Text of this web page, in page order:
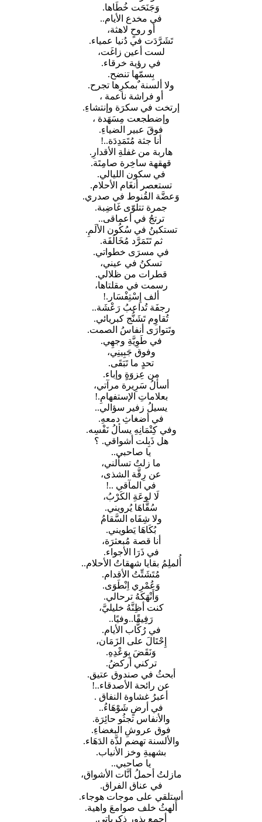
وَجَنَحَت خُطَاها.
في مخدع الأيام..
أو روحٍ لاهثة،
تَشَرَّدَت في دُنيا عمياء.
لست أعين زاغَت،
في رؤية خرقاء.
بِسمّها تنضح.
ولا ألسنة ٌبمكرِها تجرح.
أو فراشة ناعمة ،
إرتخت في سكرَة وإنتشاءِ.
وإضطجعت مِسَهَدة ،
فوقَ عبير الضياءِ.
أنا جثة مُتَمَدِدَة..!
هاربة من غفلةِ الأقدارِ.
قهقهة ساخِرة صامِتَة.
في سكون الليالي.
تستعصر أنغَام الأحلام.
وَعضَّة القُنوط في صدري.
جمرة تتلوّى غَاضِبة.
ترتجُ في أعماقى..
تستكينُ في سُكُون الألَمِ.
ثم تَتَمَرَّد مُخَالَفَة.
في مسرَى خطواتي.
تسكنُ في عيني،
قطرات من ظلالي.
رسمت في مقلتاها،
ألف إِسْتِفْسَار.!
رجفَة تُداعبُ رَعْشَة..
تُقاوِم تَشَنُّج كبريائي.
وتَتوارَى أنفاسُ الصمت.
في طَوِيَّةِ وجهِي.
وفوق جَبِينِي،
تحدٍ ما تَبَقَى.
من عِزوَةٍ وإباء.
أسألُ سَرِيرة مرآتي،
بعلاماتِ الإستفهامِ.!
يسيلُ زفير سؤالي..
في أضغاثِ دمعهِ.
وفي كِتْمَانِهِ يسألُ نَفْسِه.
هل ذَبِلت أشواقي. ؟
يا صاحبي..
ما زلتُ تسألني،
عن رِقَّة الشذى،
في المآقي ..!
لَا لوعَةِ الكَرْبُ،
سُقَّاهَا يُرويني.
ولا شِفَاه السَّقامُ
بُكَاهَا يَطويني.
أنا قصة مُبعثرَة،
في ذَرَا الأجواء.
أُلملِمُ بقايا شهقاتُ الأحلام..
مُتَشَتِّتُ الأقدام.
وَعُمْري اِنْطَوَى.
وَأَنْهَكَهُ ترحالي.
كنت أظِنَّهُ خليليَّ،
رَفِيقًا..وفيًا..
في رُكَّاب الأيام.
إِحْتَالَ على الزَمَان،
وَنَقَضَ بِوَعْدِهِ.
تركني أركضُ.
أبحثُ في صندوق عتيق.
عن رائحة الأصدقاء..!
أعبرُ غشاوة النفاق .
في أرضٍ شَوْهَاءُ..
والأنفاس تجثُو حائِرَة.
فوق عروشِ البغضاءِ.
والألسنة تهضم لذَّة الدَهَاء.
بشهيةِ وخز الأنياب.
يا صاحبي..
مازلتُ أحملُ أنَّات الأشواق،
في عناق الفراق.
أستلقي على موجات هوجاء.
أَلهثُ خلف صوامعَ واهية.
أجمع بذور ذكرياتي.